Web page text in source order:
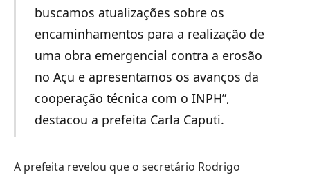
buscamos atualizações sobre os
encaminhamentos para a realização de
uma obra emergencial contra a erosão
no Açu e apresentamos os avanços da
cooperação técnica com o INPH”,
destacou a prefeita Carla Caputi.
A prefeita revelou que o secretário Rodrigo